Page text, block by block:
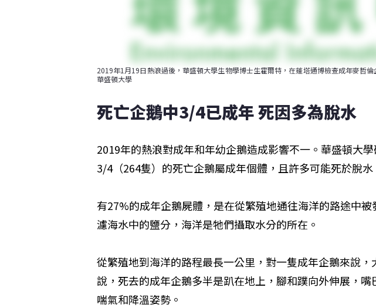
2019年1月19日熱浪過後，華盛頓大學生物學博士生霍爾特，在蓬塔通博檢查成年麥哲
華盛頓大學
死亡企鵝中3/4已成年 死因多為脫水
2019年的熱浪對成年和年幼企鵝造成影響不一。華盛頓大
3/4（264隻）的死亡企鵝屬成年個體，且許多可能死於脫水
有27%的成年企鵝屍體，是在從繁殖地通往海洋的路途中
濾海水中的鹽分，海洋是牠們攝取水分的所在。
從繁殖地到海洋的路程最長一公里，對一隻成年企鵝來說
說，死去的成年企鵝多半是趴在地上，腳和蹼向外伸展，
喘氣和降溫姿勢。